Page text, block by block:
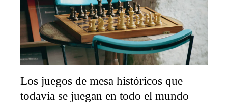
Los juegos de mesa históricos que
todavía se juegan en todo el mundo